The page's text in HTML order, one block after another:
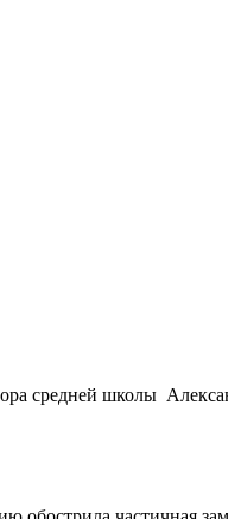
средней школы